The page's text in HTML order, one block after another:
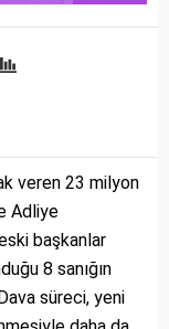
veren 23 milyon
Adliye
başkanlar
8 sanığın
süreci, yeni